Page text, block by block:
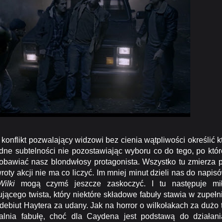
pozwalający widzowi bez cienia wątpliwości określić
subtelności nie pozostawiając wyboru co do tego, po
nasz blondwłosy protagonista. Wszystko tu zmierza
akcji nie ma co liczyć. Im mniej minut dzieli nas do
mogą czymś jeszcze zaskoczyć. I tu następuje
twista, który niektóre składowe fabuły stawia w
Haytera za udany. Jak na horror o wilkołakach za dużo
fabułę, choć dla Caydena jest podstawą do